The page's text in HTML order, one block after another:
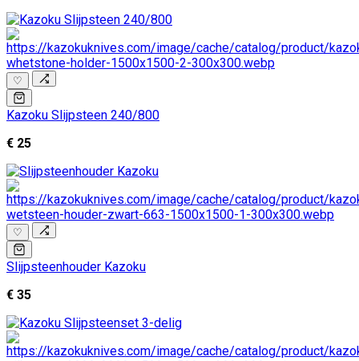
♡
Kazoku Slijpsteen 240/800
€ 25
♡
Slijpsteenhouder Kazoku
€ 35